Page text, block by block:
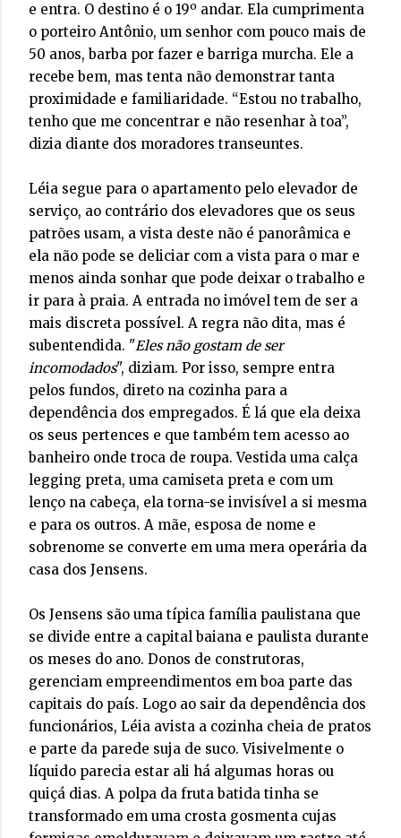
e entra. O destino é o 19º andar. Ela cumprimenta
o porteiro Antônio, um senhor com pouco mais de
50 anos, barba por fazer e barriga murcha. Ele a
recebe bem, mas tenta não demonstrar tanta
proximidade e familiaridade. “Estou no trabalho,
tenho que me concentrar e não resenhar à toa”,
dizia diante dos moradores transeuntes.
Léia segue para o apartamento pelo elevador de
serviço, ao contrário dos elevadores que os seus
patrões usam, a vista deste não é panorâmica e
ela não pode se deliciar com a vista para o mar e
menos ainda sonhar que pode deixar o trabalho e
ir para à praia. A entrada no imóvel tem de ser a
mais discreta possível. A regra não dita, mas é
subentendida. "Eles não gostam de ser
incomodados", diziam. Por isso, sempre entra
pelos fundos, direto na cozinha para a
dependência dos empregados. É lá que ela deixa
os seus pertences e que também tem acesso ao
banheiro onde troca de roupa. Vestida uma calça
legging preta, uma camiseta preta e com um
lenço na cabeça, ela torna-se invisível a si mesma
e para os outros. A mãe, esposa de nome e
sobrenome se converte em uma mera operária da
casa dos Jensens.
Os Jensens são uma típica família paulistana que
se divide entre a capital baiana e paulista durante
os meses do ano. Donos de construtoras,
gerenciam empreendimentos em boa parte das
capitais do país. Logo ao sair da dependência dos
funcionários, Léia avista a cozinha cheia de pratos
e parte da parede suja de suco. Visivelmente o
líquido parecia estar ali há algumas horas ou
quiçá dias. A polpa da fruta batida tinha se
transformado em uma crosta gosmenta cujas